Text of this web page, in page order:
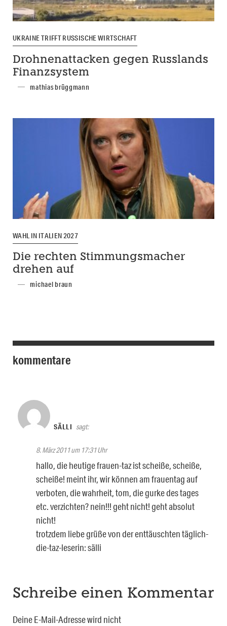
UKRAINE TRIFFT RUSSISCHE WIRTSCHAFT
Drohnenattacken gegen Russlands
Finanzsystem
mathias brüggmann
WAHL IN ITALIEN 2027
Die rechten Stimmungsmacher
drehen auf
michael braun
kommentare
SÄLLI sagt:
8. März 2011 um 17:31 Uhr
hallo, die heutige frauen-taz ist scheiße, scheiße,
scheiße! meint ihr, wir können am frauentag auf
verboten, die wahrheit, tom, die gurke des tages
etc. verzichten? nein!!! geht nicht! geht absolut
nicht!
trotzdem liebe grüße von der enttäuschten täglich-
die-taz-leserin: sälli
Schreibe einen Kommentar
Deine E-Mail-Adresse wird nicht